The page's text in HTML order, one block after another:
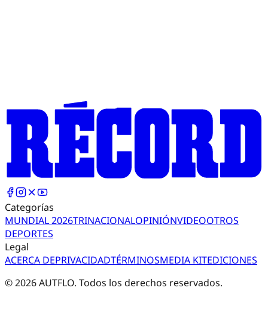
Categorías
MUNDIAL 2026TRINACIONALOPINIÓNVIDEOOTROS
DEPORTES
Legal
ACERCA DEPRIVACIDADTÉRMINOSMEDIA KITEDICIONES
©2026AUTFLO. Todos los derechos reservados.